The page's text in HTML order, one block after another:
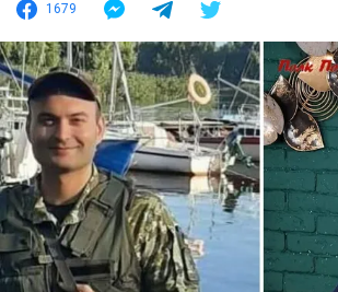
1679